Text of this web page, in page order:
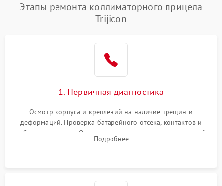
Этапы ремонта коллиматорного прицела
Trijicon
1. Первичная диагностика
Осмотр корпуса и креплений на наличие трещин и
деформаций. Проверка батарейного отсека, контактов и
работы излучателя. Оценка яркости и четкости прицельной
марки на разных режимах. Выявление проблем с
Подробнее